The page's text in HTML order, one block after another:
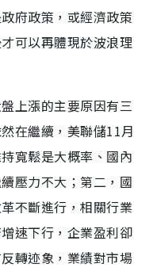
府政策，或經濟政策
可以再體現於波浪理
上漲的主要原因有三
在繼續，美聯儲11月
寬鬆是大概率、國內
壓力不大；第二，國
不斷進行，相關行業
速下行，企業盈利卻
轉迹象，業績對市場